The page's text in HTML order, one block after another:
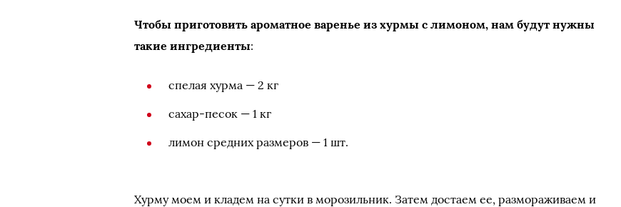
Чтобы приготовить ароматное варенье из хурмы с лимоном, нам будут нужны
такие ингредиенты:
спелая хурма — 2 кг
сахар-песок — 1 кг
лимон средних размеров — 1 шт.
Хурму моем и кладем на сутки в морозильник. Затем достаем ее, размораживаем и